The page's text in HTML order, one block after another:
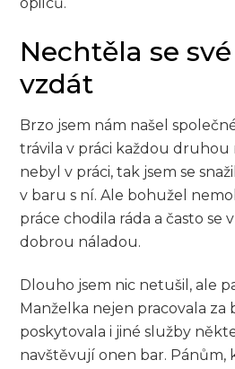
Nechtěla se
vzdát
Brzo jsem nám našel
trávila v práci každou druhou
nebyl v práci, tak jsem se
v baru s ní. Ale bohužel
práce chodila ráda a často se
dobrou náladou.
Dlouho jsem nic netušil, ale
Manželka nejen pracovala za
poskytovala i jiné služby
navštěvují onen bar. Pánům,